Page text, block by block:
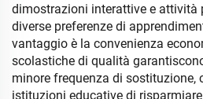
dimostrazioni interattive e attività
diverse preferenze di
vantaggio è la convenienza
scolastiche di qualità
minore frequenza di sostituzione,
istituzioni educative di